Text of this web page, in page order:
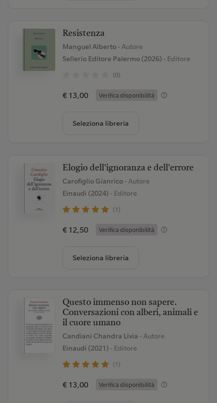
Resistenza
Manguel Alberto - Autore
Sellerio Editore Palermo (2026)- Editore
(0)
€ 13,00 Verifica disponibilità
Seleziona libreria
Elogio dell'ignoranza e dell'errore
Carofiglio Gianrico - Autore
Einaudi (2024)- Editore
(1)
€ 12,50 Verifica disponibilità
Seleziona libreria
Questo immenso non sapere.
Conversazioni con alberi, animali e
il cuore umano
Candiani Chandra Livia - Autore
Einaudi (2021)- Editore
(1)
€ 13,00 Verifica disponibilità